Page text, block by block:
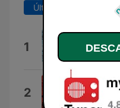
Últimos 7 días
1 Better
2 Show Me
Hien